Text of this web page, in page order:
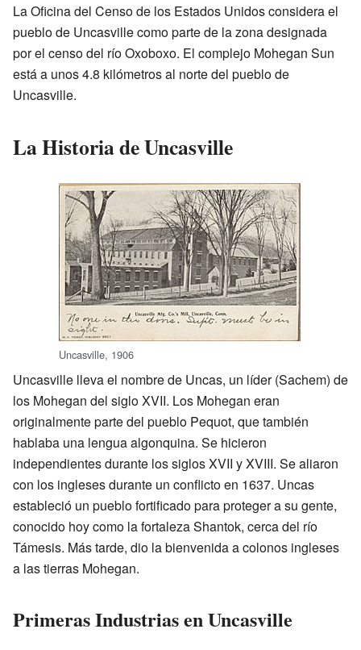
La Oficina del Censo de los Estados Unidos considera el
pueblo de Uncasville como parte de la zona designada
por el censo del río Oxoboxo. El complejo Mohegan Sun
está a unos 4.8 kilómetros al norte del pueblo de
Uncasville.
La Historia de Uncasville
Uncasville, 1906
Uncasville lleva el nombre de Uncas, un líder (Sachem) de
los Mohegan del siglo XVII. Los Mohegan eran
originalmente parte del pueblo Pequot, que también
hablaba una lengua algonquina. Se hicieron
independientes durante los siglos XVII y XVIII. Se aliaron
con los ingleses durante un conflicto en 1637. Uncas
estableció un pueblo fortificado para proteger a su gente,
conocido hoy como la fortaleza Shantok, cerca del río
Támesis. Más tarde, dio la bienvenida a colonos ingleses
a las tierras Mohegan.
Primeras Industrias en Uncasville